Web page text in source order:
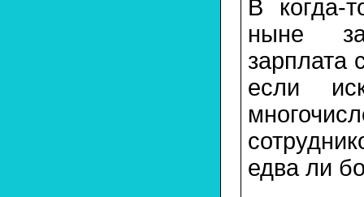
В когда-
ныне
зарплата
если
едва ли